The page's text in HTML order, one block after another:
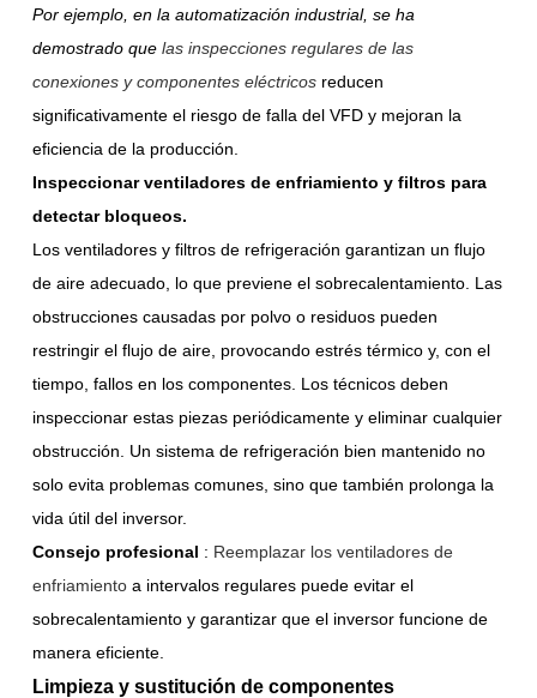
Por ejemplo, en la automatización industrial, se ha
demostrado que las inspecciones regulares de las
conexiones y componentes eléctricos reducen
significativamente el riesgo de falla del VFD y mejoran la
eficiencia de la producción.
Inspeccionar ventiladores de enfriamiento y filtros para
detectar bloqueos.
Los ventiladores y filtros de refrigeración garantizan un flujo
de aire adecuado, lo que previene el sobrecalentamiento. Las
obstrucciones causadas por polvo o residuos pueden
restringir el flujo de aire, provocando estrés térmico y, con el
tiempo, fallos en los componentes. Los técnicos deben
inspeccionar estas piezas periódicamente y eliminar cualquier
obstrucción. Un sistema de refrigeración bien mantenido no
solo evita problemas comunes, sino que también prolonga la
vida útil del inversor.
Consejo profesional : Reemplazar los ventiladores de
enfriamiento a intervalos regulares puede evitar el
sobrecalentamiento y garantizar que el inversor funcione de
manera eficiente.
Limpieza y sustitución de componentes